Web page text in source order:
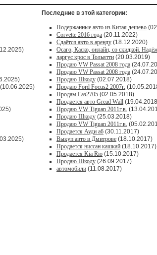
(10.06.2025)
Последние в этой категории:
Подержанные авто из Китая дешево
Corvette 2016 года (20.11.2022)
Сдаётся авто в аренду (18.12.2020)
Осаго, Каско, онлайн, со скидкой.
ларгус крос в Тольятти (20.03.2019)
Продаю VW Passat 2008 года
Продаю VW Passat 2008 года
Продаю Шкоду (02.07.2018)
Продаю Ford Focus2 2007г.
Продам Газ2705 (02.05.2018)
Продается авто Greаd Wаll
Продаю VW Tiguan 2011г.в.
Продаю Шкоду (25.03.2018)
Продаю VW Tiguan 2011г.в.
Продается Ауди а6 (30.11.2017)
Выкуп авто в Дмитрове (18.10.2017)
Продается ниссан кашкай (18.10.2017)
Продается Kia Rio (15.10.2017)
Продаю Шкоду (26.09.2017)
автомобили (11.08.2017)